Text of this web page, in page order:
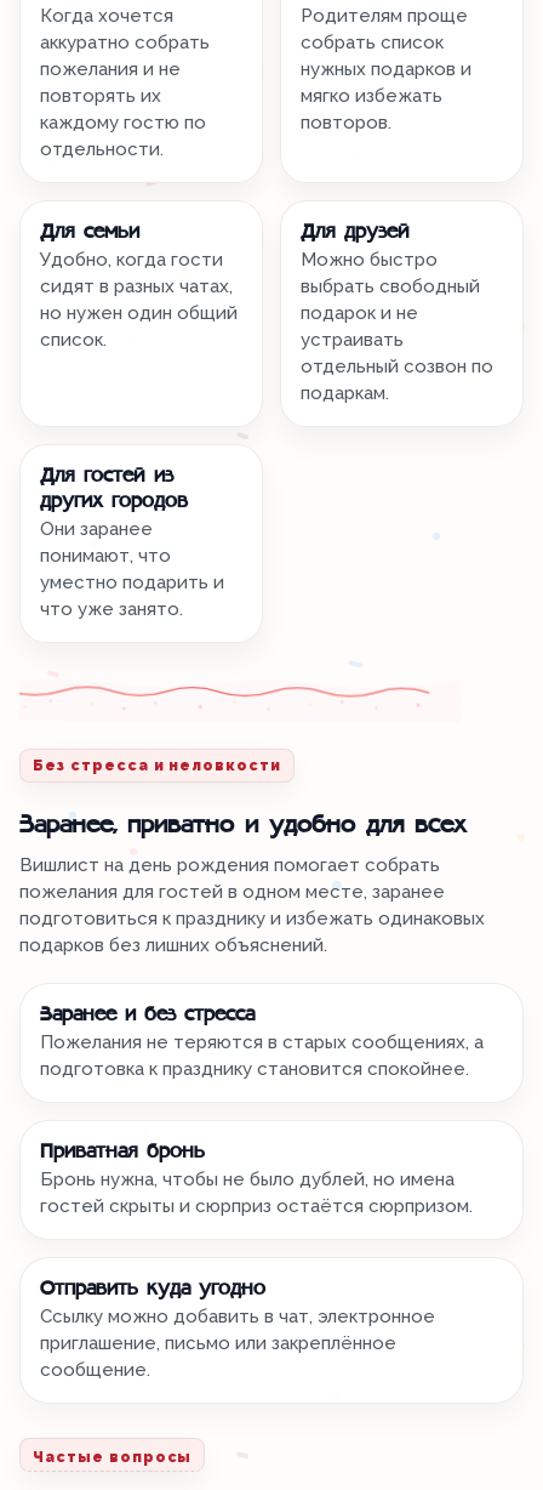
Когда хочется
аккуратно собрать
пожелания и не
повторять их
каждому гостю по
отдельности.
Родителям проще
собрать список
нужных подарков и
мягко избежать
повторов.
Для семьи
Удобно, когда гости
сидят в разных чатах,
но нужен один общий
список.
Для друзей
Можно быстро
выбрать свободный
подарок и не
устраивать
отдельный созвон по
подаркам.
Для гостей из
других городов
Они заранее
понимают, что
уместно подарить и
что уже занято.
Без стресса и неловкости
Заранее, приватно и удобно для всех
Вишлист на день рождения помогает собрать
пожелания для гостей в одном месте, заранее
подготовиться к празднику и избежать одинаковых
подарков без лишних объяснений.
Заранее и без стресса
Пожелания не теряются в старых сообщениях, а
подготовка к празднику становится спокойнее.
Приватная бронь
Бронь нужна, чтобы не было дублей, но имена
гостей скрыты и сюрприз остаётся сюрпризом.
Отправить куда угодно
Ссылку можно добавить в чат, электронное
приглашение, письмо или закреплённое
сообщение.
Частые вопросы